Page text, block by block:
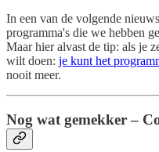
In een van de volgende
programma's die we hebben
Maar hier alvast de tip: als je
wilt doen: je kunt het
nooit meer.
Nog wat gemekker –